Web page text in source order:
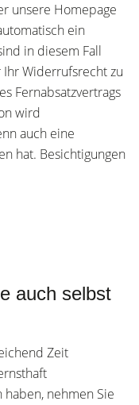
unsere Homepage
ein
in diesem Fall
Widerrufsrecht zu
Fernabsatzvertrags
wird
auch eine
hat. Besichtigungen
auch selbst
Zeit
haben, nehmen Sie